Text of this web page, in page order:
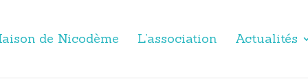
de Nicodème L’association Actualités